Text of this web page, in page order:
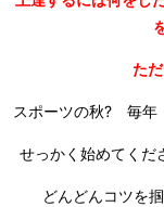
た
スポーツの秋? 毎年
せっかく始めてく
どんどんコツを